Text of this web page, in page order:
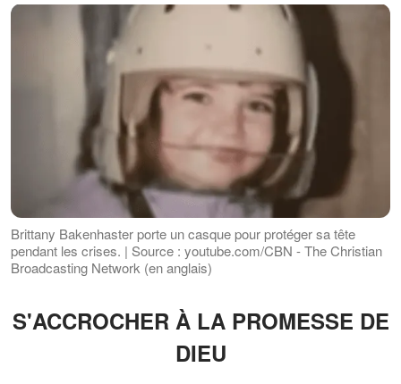
Brittany Bakenhaster porte un casque pour protéger sa tête
pendant les crises. | Source : youtube.com/CBN - The Christian
Broadcasting Network (en anglais)
S'ACCROCHER À LA PROMESSE DE
DIEU